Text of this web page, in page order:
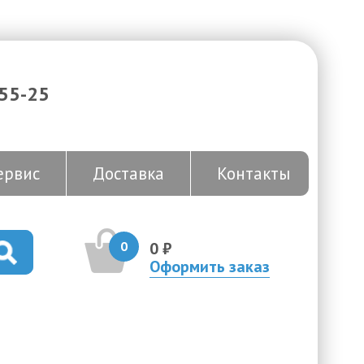
25
Доставка Контакты
0
0 ₽
Оформить заказ